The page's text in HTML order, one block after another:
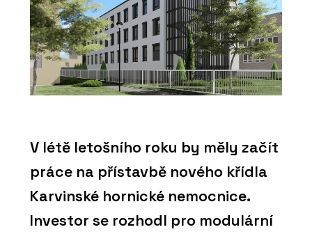
V létě letošního roku by měly začít
práce na přístavbě nového křídla
Karvinské hornické nemocnice.
Investor se rozhodl pro modulární